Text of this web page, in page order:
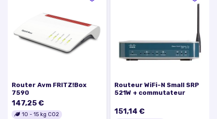
Router Avm FRITZ!Box
7590
147,25 €
10 - 15 kg CO2
Routeur WiFi-N Small SRP
521W + commutateur
151,14 €